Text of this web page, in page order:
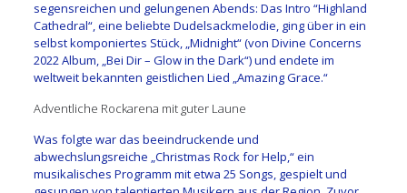
segensreichen und gelungenen Abends: Das Intro “Highland
Cathedral“, eine beliebte Dudelsackmelodie, ging über in ein
selbst komponiertes Stück, „Midnight“ (von Divine Concerns
2022 Album, „Bei Dir – Glow in the Dark“) und endete im
weltweit bekannten geistlichen Lied „Amazing Grace.“
Adventliche Rockarena mit guter Laune
Was folgte war das beeindruckende und
abwechslungsreiche „Christmas Rock for Help,“ ein
musikalisches Programm mit etwa 25 Songs, gespielt und